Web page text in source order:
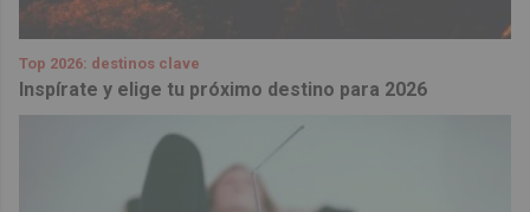
Top 2026: destinos clave
Inspírate y elige tu próximo destino para 2026